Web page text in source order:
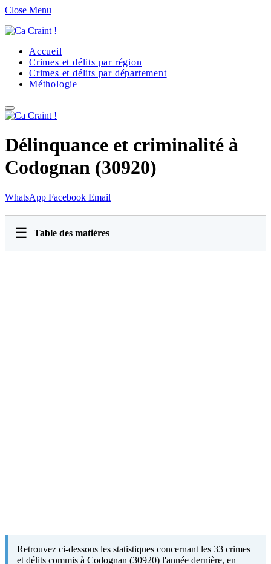
Close Menu
Accueil
Crimes et délits par région
Crimes et délits par département
Méthologie
Délinquance et criminalité à
Codognan (30920)
WhatsApp Facebook Email
☰ Table des matières
Retrouvez ci-dessous les statistiques concernant les 33 crimes
et délits commis à Codognan (30920) l'année dernière, en